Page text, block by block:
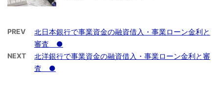
PREV
北日本銀行で事業資金の融資借入・事業ローン金利と
審査 ●
NEXT
北洋銀行で事業資金の融資借入・事業ローン金利と審
査 ●